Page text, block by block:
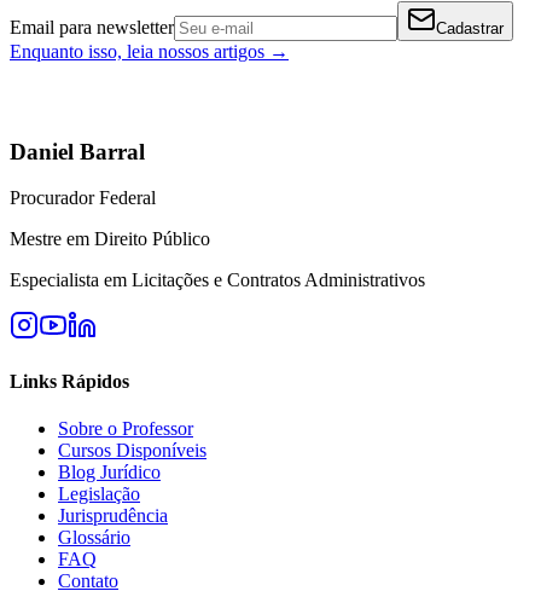
Email para newsletter Cadastrar
Enquanto isso, leia nossos artigos →
Daniel Barral
Procurador Federal
Mestre em Direito Público
Especialista em Licitações e Contratos Administrativos
Links Rápidos
Sobre o Professor
Cursos Disponíveis
Blog Jurídico
Legislação
Jurisprudência
Glossário
FAQ
Contato